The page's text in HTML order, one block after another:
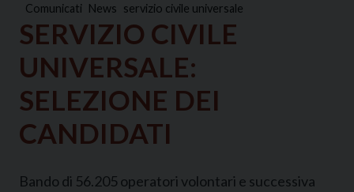
Comunicati News servizio civile universale
SERVIZIO CIVILE
UNIVERSALE:
SELEZIONE DEI
CANDIDATI
Bando di 56.205 operatori volontari e successiva